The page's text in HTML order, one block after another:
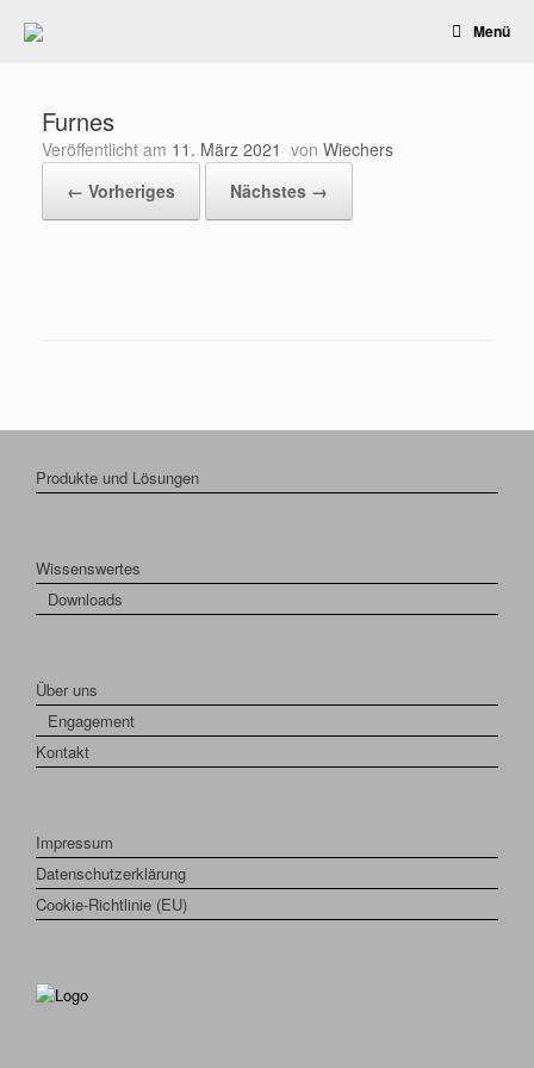
Inhalt
Menü
Furnes
Veröffentlicht am 11. März 2021 von Wiechers
← Vorheriges
Nächstes →
Produkte und Lösungen
Wissenswertes
Downloads
Über uns
Engagement
Kontakt
Impressum
Datenschutzerklärung
Cookie-Richtlinie (EU)